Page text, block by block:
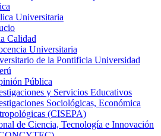
Universitaria
Calidad
Universitaria
de la Pontificia Universidad
Pública
y Servicios Educativos
Sociológicas, Económica
(CISEPA)
de Ciencia, Tecnología e Innovación